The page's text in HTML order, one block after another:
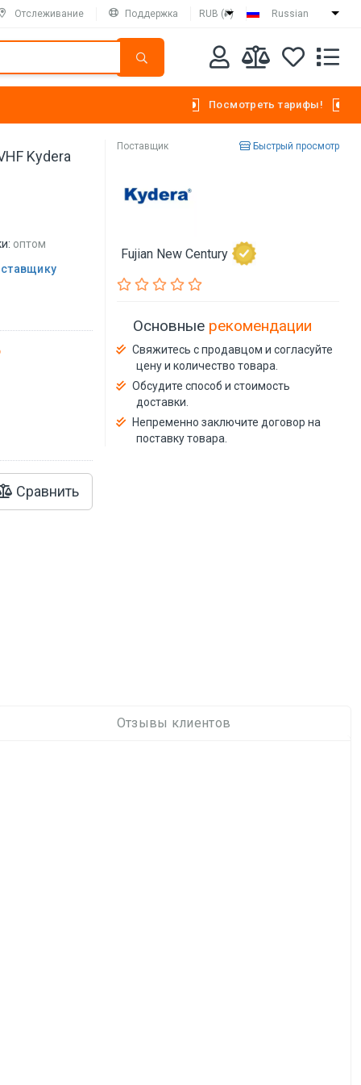
Отслеживание Поддержка RUB (₽) Russian
Посмотреть тарифы!
Kydera
оптом
Сравнить
Поставщик Быстрый просмотр
Fujian New Century
Основные рекомендации
Свяжитесь с продавцом и согласуйте
цену и количество товара.
Обсудите способ и стоимость
доставки.
Непременно заключите договор на
поставку товара.
Отзывы клиентов